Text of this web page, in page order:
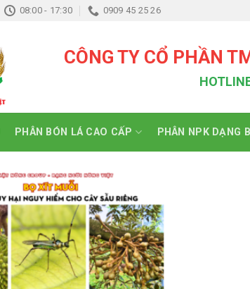
08:00 - 17:30 0909 45 25 26
CÔNG TY CỔ PHẦN
PHÂN BÓN LÁ CAO CẤP PHÂN NPK DẠNG